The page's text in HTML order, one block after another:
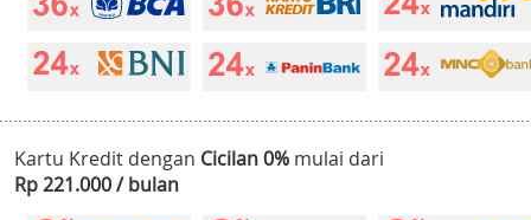
Kartu Kredit dengan Cicilan 0% mulai dari
Rp 221.000 / bulan